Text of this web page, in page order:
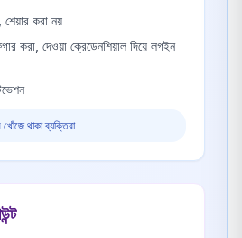
শেয়ার করা নয়
করা, দেওয়া ক্রেডেনশিয়াল দিয়ে লগইন
খোঁজে থাকা ব্যক্তিরা